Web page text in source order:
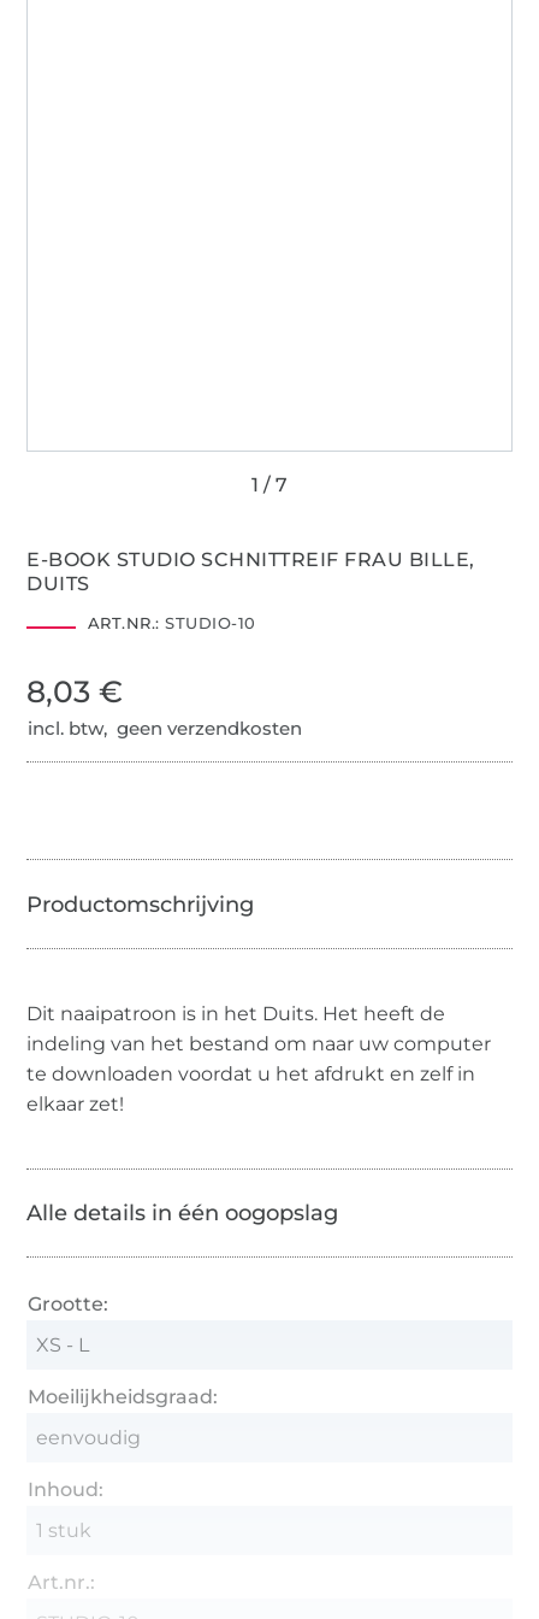
E-BOOK STUDIO SCHNITTREIF FRAU BILLE,
DUITS
ART.NR.: STUDIO-10
8,03 €
incl. btw, geen verzendkosten
Dit naaipatroon is in het Duits. Het heeft de
indeling van het bestand om naar uw computer
te downloaden voordat u het afdrukt en zelf in
elkaar zet!
Alle details in één oogopslag
Grootte:
XS - L
Moeilijkheidsgraad:
eenvoudig
Inhoud:
1 stuk
Art.nr.: